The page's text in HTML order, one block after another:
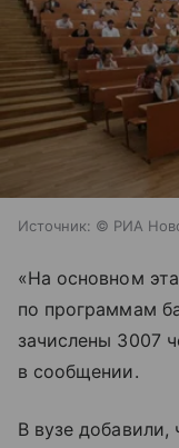
Источник: © РИА
«На основном
по программам
зачислены 3007
в сообщении.
В вузе